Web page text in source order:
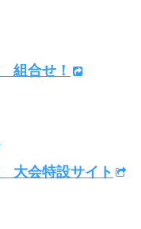
組合せ！
大会特設サイト